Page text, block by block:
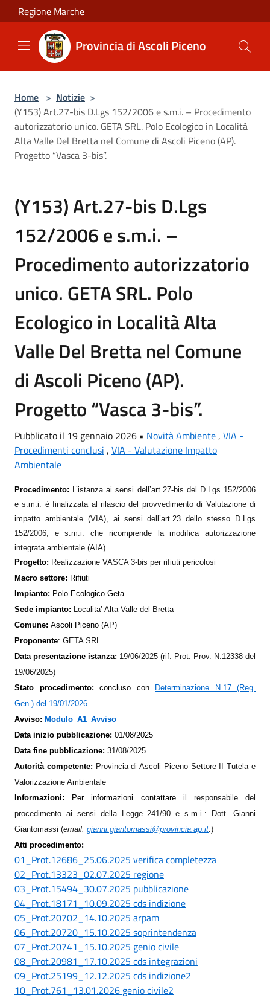
Salta al contenuto principale
Regione Marche
Provincia di Ascoli Piceno
Home > Notizie >
(Y153) Art.27-bis D.Lgs 152/2006 e s.m.i. – Procedimento
autorizzatorio unico. GETA SRL. Polo Ecologico in Località
Alta Valle Del Bretta nel Comune di Ascoli Piceno (AP).
Progetto “Vasca 3-bis”.
(Y153) Art.27-bis D.Lgs
152/2006 e s.m.i. –
Procedimento autorizzatorio
unico. GETA SRL. Polo
Ecologico in Località Alta
Valle Del Bretta nel Comune
di Ascoli Piceno (AP).
Progetto “Vasca 3-bis”.
Pubblicato il 19 gennaio 2026 • Novità Ambiente, VIA -
Procedimenti conclusi , VIA - Valutazione Impatto
Ambientale
Procedimento: L’istanza ai sensi dell’art.27-bis del D.Lgs 152/2006
e s.m.i. è finalizzata al rilascio del provvedimento di Valutazione di
impatto ambientale (VIA), ai sensi dell’art.23 dello stesso D.Lgs
152/2006, e s.m.i. che ricomprende la modifica autorizzazione
integrata ambientale (AIA).
Progetto: Realizzazione VASCA 3-bis per rifiuti pericolosi
Macro settore: Rifiuti
Impianto: Polo Ecologico Geta
Sede impianto: Localita’ Alta Valle del Bretta
Comune: Ascoli Piceno (AP)
Proponente: GETA SRL
Data presentazione istanza: 19/06/2025 (rif. Prot. Prov. N.12338 del
19/06/2025)
Stato procedimento: concluso con
Determinazione N.17 (Reg.
Gen.) del 19/01/2026
Avviso: Modulo_A1_Avviso
Data inizio pubblicazione: 01/08/2025
Data fine pubblicazione: 31/08/2025
Autorità competente: Provincia di Ascoli Piceno Settore II Tutela e
Valorizzazione Ambientale
Informazioni:
Per informazioni contattare il responsabile del
procedimento ai sensi della Legge 241/90 e s.m.i.: Dott. Gianni
Giantomassi (email: gianni.giantomassi@provincia.ap.it.)
Atti procedimento:
01_Prot.12686_25.06.2025 verifica completezza
02_Prot.13323_02.07.2025 regione
03_Prot.15494_30.07.2025 pubblicazione
04_Prot.18171_10.09.2025 cds indizione
05_Prot.20702_14.10.2025 arpam
06_Prot.20720_15.10.2025 soprintendenza
07_Prot.20741_15.10.2025 genio civile
08_Prot.20981_17.10.2025 cds integrazioni
09_Prot.25199_12.12.2025 cds indizione2
10_Prot.761_13.01.2026 genio civile2